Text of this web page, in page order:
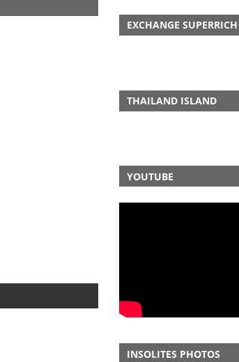
EXCHANGE SUPERRICH
THAILAND ISLAND
YOUTUBE
INSOLITES PHOTOS